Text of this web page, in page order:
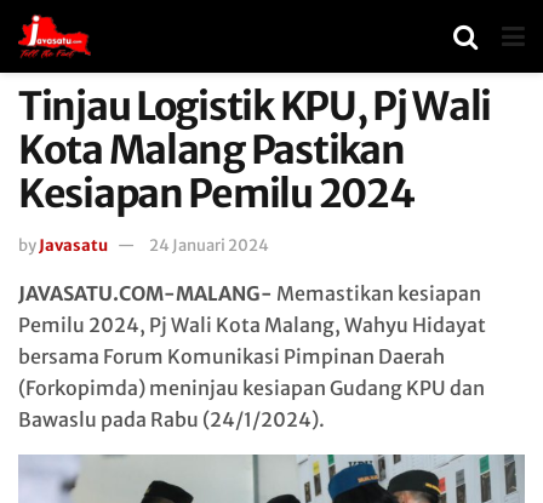
Tinjau Logistik KPU, Pj Wali
Kota Malang Pastikan
Kesiapan Pemilu 2024
byJavasatu 24 Januari 2024
JAVASATU.COM-MALANG- Memastikan kesiapan
Pemilu 2024, Pj Wali Kota Malang, Wahyu Hidayat
bersama Forum Komunikasi Pimpinan Daerah
(Forkopimda) meninjau kesiapan Gudang KPU dan
Bawaslu pada Rabu (24/1/2024).